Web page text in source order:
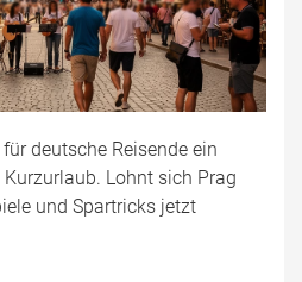
deutsche Reisende ein
Lohnt sich Prag
und Spartricks jetzt